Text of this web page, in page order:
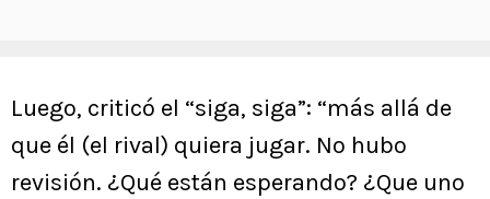
Luego, criticó el “siga, siga”: “más allá de
que él (el rival) quiera jugar. No hubo
revisión. ¿Qué están esperando? ¿Que uno